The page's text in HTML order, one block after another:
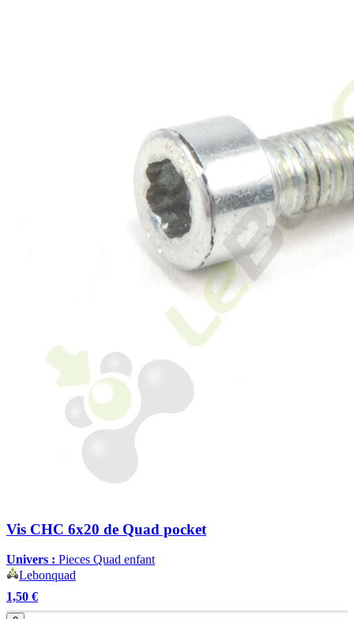
Vis CHC 6x20 de Quad pocket
Univers : Pieces Quad enfant
Lebonquad
1,50 €